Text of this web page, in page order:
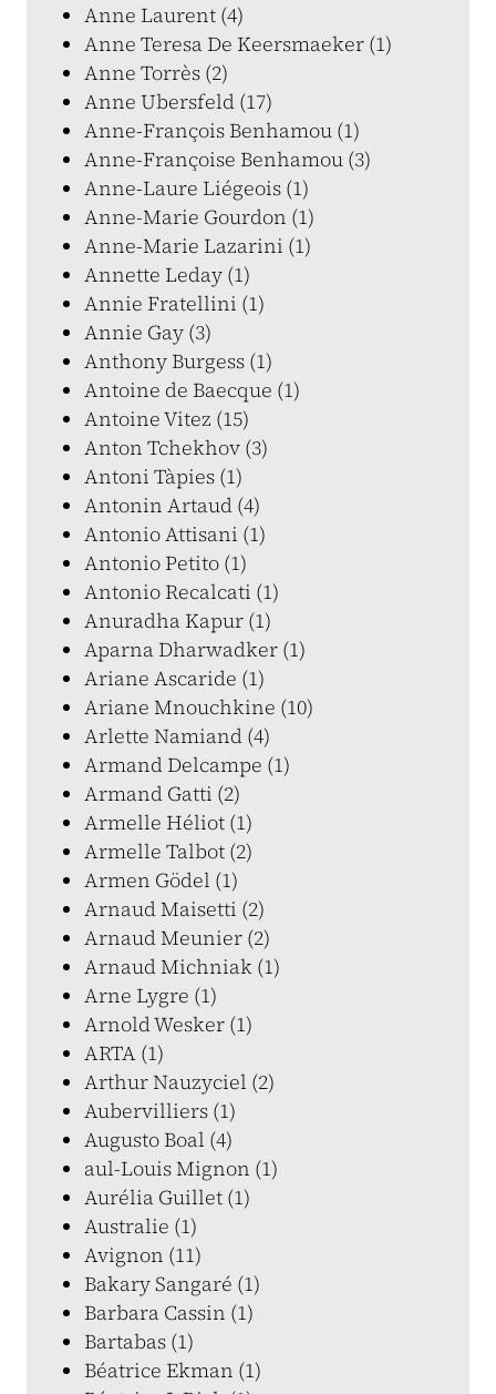
Anne Laurent (4)
Anne Teresa De Keersmaeker (1)
Anne Torrès (2)
Anne Ubersfeld (17)
Anne-François Benhamou (1)
Anne-Françoise Benhamou (3)
Anne-Laure Liégeois (1)
Anne-Marie Gourdon (1)
Anne-Marie Lazarini (1)
Annette Leday (1)
Annie Fratellini (1)
Annie Gay (3)
Anthony Burgess (1)
Antoine de Baecque (1)
Antoine Vitez (15)
Anton Tchekhov (3)
Antoni Tàpies (1)
Antonin Artaud (4)
Antonio Attisani (1)
Antonio Petito (1)
Antonio Recalcati (1)
Anuradha Kapur (1)
Aparna Dharwadker (1)
Ariane Ascaride (1)
Ariane Mnouchkine (10)
Arlette Namiand (4)
Armand Delcampe (1)
Armand Gatti (2)
Armelle Héliot (1)
Armelle Talbot (2)
Armen Gödel (1)
Arnaud Maisetti (2)
Arnaud Meunier (2)
Arnaud Michniak (1)
Arne Lygre (1)
Arnold Wesker (1)
ARTA (1)
Arthur Nauzyciel (2)
Aubervilliers (1)
Augusto Boal (4)
aul-Louis Mignon (1)
Aurélia Guillet (1)
Australie (1)
Avignon (11)
Bakary Sangaré (1)
Barbara Cassin (1)
Bartabas (1)
Béatrice Ekman (1)